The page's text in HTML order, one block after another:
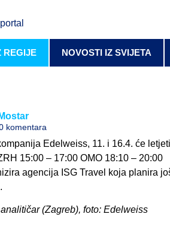
REGIJE NOVOSTI IZ SVIJETA
komentara
Edelweiss, 11. i 16.4. će
15:00 – 17:00 OMO 18:10 – 20:00
agencija ISG Travel koja planira
(Zagreb), foto: Edelweiss